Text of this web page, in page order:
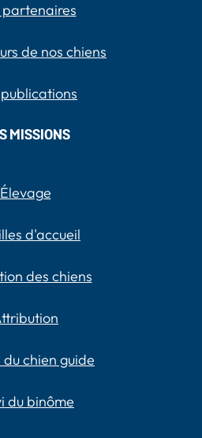
partenaires
de nos chiens
MISSIONS
Élevage
d'accueil
des chiens
du chien guide
du binôme